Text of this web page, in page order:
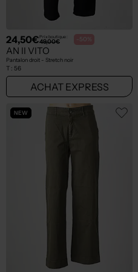
24,50€Prix boutique :
49,00€ -50%
AN II VITO
Pantalon droit - Stretch noir
T : 56
ACHAT EXPRESS
NEW